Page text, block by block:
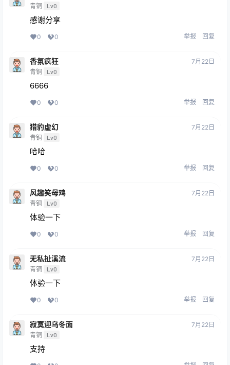
青铜 Lv0
感谢分享
0 0 举报 回复
香氛疯狂
青铜 Lv0
7月22日
6666
0 0 举报 回复
猎豹虚幻
青铜 Lv0
7月22日
哈哈
0 0 举报 回复
风趣笑母鸡
青铜 Lv0
7月22日
体验一下
0 0 举报 回复
无私扯溪流
青铜 Lv0
7月22日
体验一下
0 0 举报 回复
寂寞迎乌冬面
青铜 Lv0
7月22日
支持